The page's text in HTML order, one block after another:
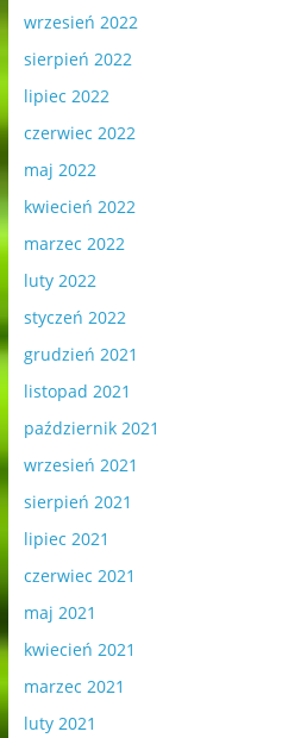
wrzesień 2022
sierpień 2022
lipiec 2022
czerwiec 2022
maj 2022
kwiecień 2022
marzec 2022
luty 2022
styczeń 2022
grudzień 2021
listopad 2021
październik 2021
wrzesień 2021
sierpień 2021
lipiec 2021
czerwiec 2021
maj 2021
kwiecień 2021
marzec 2021
luty 2021